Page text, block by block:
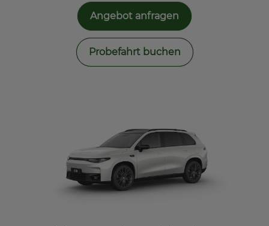
Angebot anfragen
Probefahrt buchen